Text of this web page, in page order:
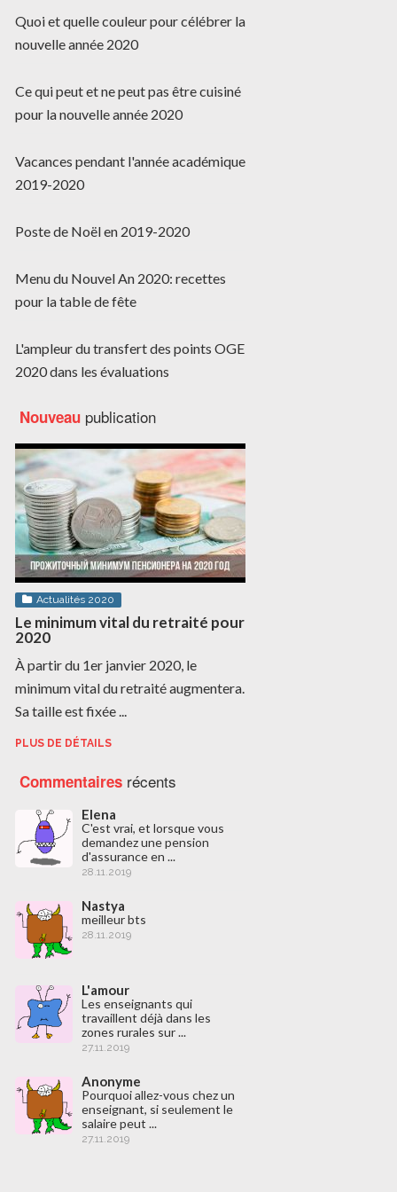
Quoi et quelle couleur pour célébrer la
nouvelle année 2020
Ce qui peut et ne peut pas être cuisiné
pour la nouvelle année 2020
Vacances pendant l'année académique
2019-2020
Poste de Noël en 2019-2020
Menu du Nouvel An 2020: recettes
pour la table de fête
L'ampleur du transfert des points OGE
2020 dans les évaluations
Nouveau publication
Actualités 2020
Le minimum vital du retraité pour
2020
À partir du 1er janvier 2020, le
minimum vital du retraité augmentera.
Sa taille est fixée ...
PLUS DE DÉTAILS
Commentaires récents
Elena
C'est vrai, et lorsque vous
demandez une pension
d'assurance en ...
28.11.2019
Nastya
meilleur bts
28.11.2019
L'amour
Les enseignants qui
travaillent déjà dans les
zones rurales sur ...
27.11.2019
Anonyme
Pourquoi allez-vous chez un
enseignant, si seulement le
salaire peut ...
27.11.2019